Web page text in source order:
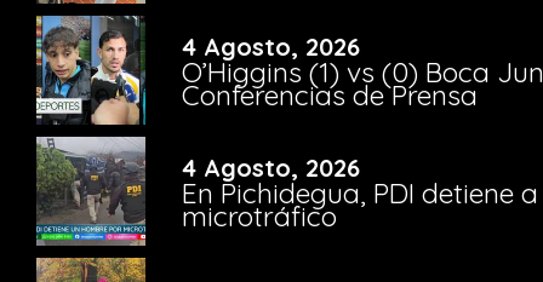
4 Agosto, 2026
O’Higgins (1) vs (0) Boca
Conferencias de Prensa
4 Agosto, 2026
En Pichidegua, PDI detiene
microtráfico